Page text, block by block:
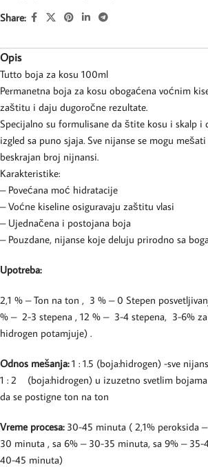
Share:
Opis
Tutto boja za kosu 100ml
Permanetna boja za kosu obogaćena voćnim
zaštitu i daju dugoročne rezultate.
Specijalno su formulisane da štite kosu i skalp i
izgled sa puno sjaja. Sve nijanse se mogu
beskrajan broj nijnansi.
Karakteristike:
– Povećana moć hidratacije
– Voćne kiseline osiguravaju zaštitu vlasi
– Ujednačena i postojana boja
– Pouzdane, nijanse koje deluju prirodno sa
Upotreba:
2,1 % – Ton na ton , 3 % – 0 Stepen
% – 2-3 stepena , 12 % – 3-4 stepena, 3-6%
hidrogen potamjuje) .
Odnos mešanja:1 : 1.5 (boja:hidrogen) -sve
1 : 2 (boja:hidrogen) u izuzetno svetlim bojama
da se postigne ton na ton
Vreme procesa:30-45 minuta ( 2,1% peroksida
30 minuta , sa 6% – 30-35 minuta, sa 9% – 35-
40-45 minuta)